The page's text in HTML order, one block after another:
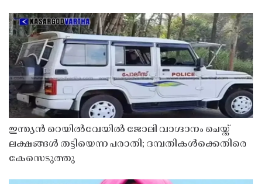
ഇന്ത്യൻ റെയിൽവേയിൽ ജോലി വാഗ്ദാനം ചെയ്ത്
ലക്ഷങ്ങൾ തട്ടിയെന്ന പരാതി; ദമ്പതികൾക്കെതിരെ
കേസെടുത്തു